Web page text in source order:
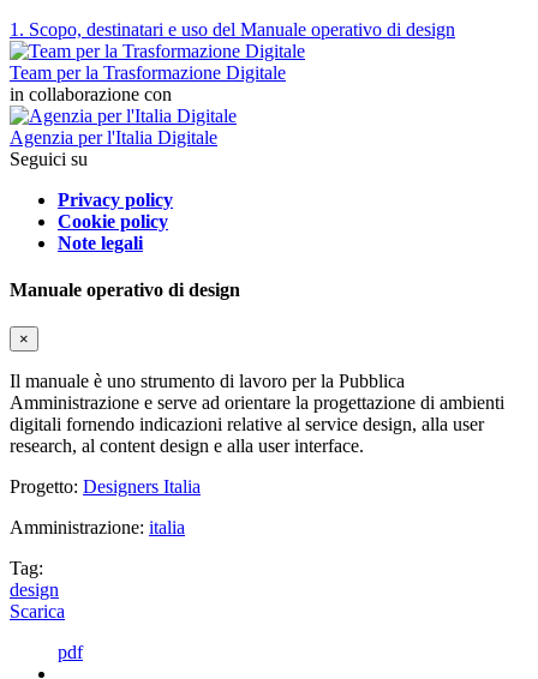
1. Scopo, destinatari e uso del Manuale operativo di design
Team per la Trasformazione Digitale
in collaborazione con
Agenzia per l'Italia Digitale
Seguici su
Privacy policy
Cookie policy
Note legali
Manuale operativo di design
×
Il manuale è uno strumento di lavoro per la Pubblica
Amministrazione e serve ad orientare la progettazione di ambienti
digitali fornendo indicazioni relative al service design, alla user
research, al content design e alla user interface.
Progetto: Designers Italia
Amministrazione: italia
Tag:
design
Scarica
pdf